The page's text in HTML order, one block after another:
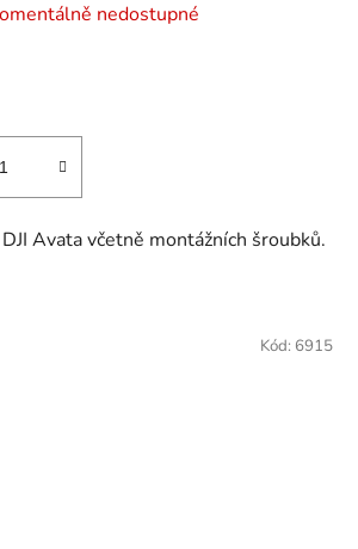
nedostupné
Avata včetně montážních šroubků.
Kód: 6915